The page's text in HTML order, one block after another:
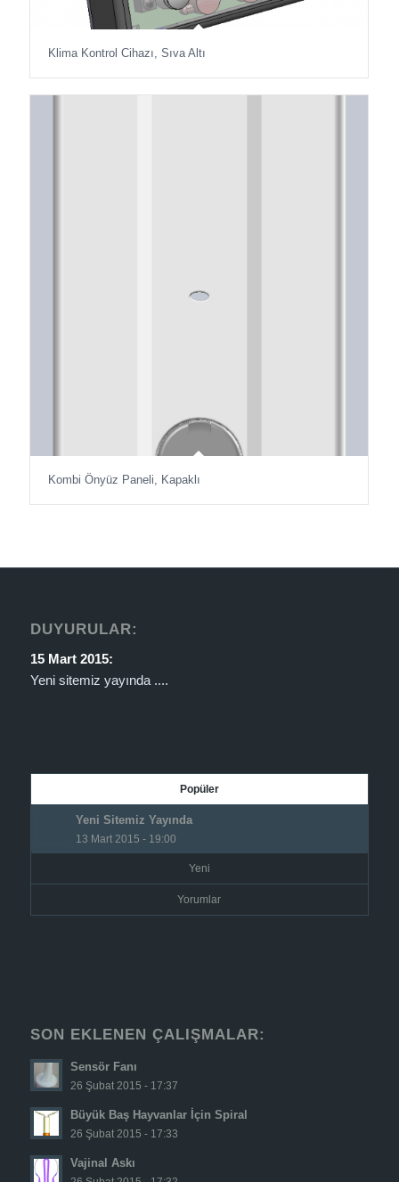
Klima Kontrol Cihazı, Sıva Altı
Kombi Önyüz Paneli, Kapaklı
DUYURULAR:
15 Mart 2015:
Yeni sitemiz yayında ....
Popüler
Yeni Sitemiz Yayında
13 Mart 2015 - 19:00
Yeni
Yorumlar
SON EKLENEN ÇALIŞMALAR:
Sensör Fanı
26 Şubat 2015 - 17:37
Büyük Baş Hayvanlar İçin Spiral
26 Şubat 2015 - 17:33
Vajinal Askı